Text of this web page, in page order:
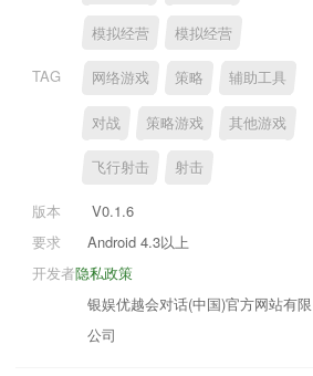
模拟经营 模拟经营
TAG 网络游戏 策略 辅助工具
对战 策略游戏 其他游戏
飞行射击 射击
版本
V0.1.6
要求
Android 4.3以上
隐私政策
开发者
银娱优越会对话(中国)官方网站有限
公司